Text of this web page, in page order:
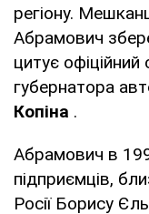
регіону.
Абрамович
цитує офіційний
губернатора
Копіна .
Абрамович в
підприємців,
Росії Борису